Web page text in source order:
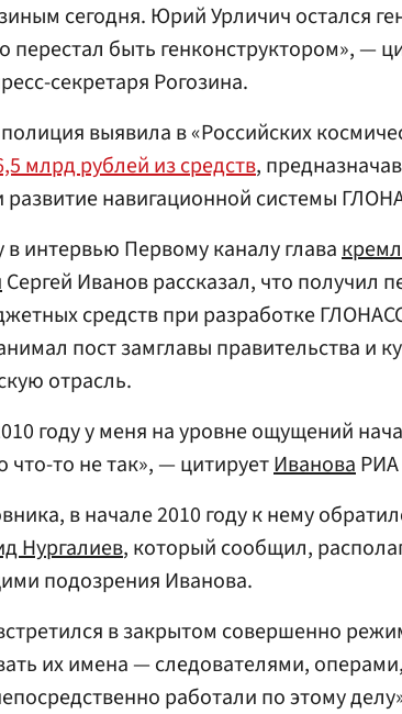
сегодня. Юрий Урличич остался
перестал быть генконструктором», —
секретаря Рогозина.
выявила в «Российских
млрд рублей из средств,
развитие навигационной системы
в интервью Первому каналу глава
Сергей Иванов рассказал, что получил
средств при разработке
пост замглавы правительства и
отрасль.
году у меня на уровне ощущений
что-то не так», — цитируетИвановаРИА
в начале 2010 году к нему
Нургалиев, который сообщил,
подозрения Иванова.
в закрытом совершенно
их имена — следователями,
работали по этому